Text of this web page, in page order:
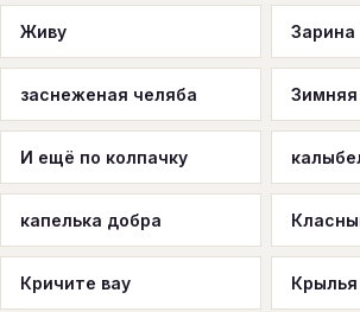
Живу Зарина
заснеженая челяба Зимняя
И ещё по колпачку
капелька добра
Кричите вау